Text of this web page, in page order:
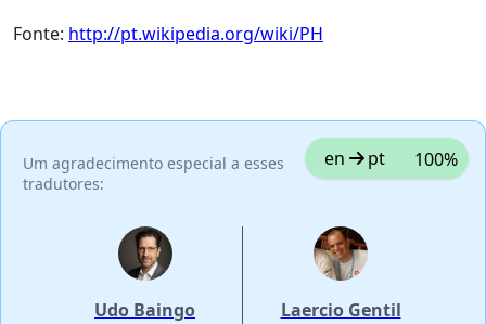
Fonte: http://pt.wikipedia.org/wiki/PH
Um agradecimento especial a esses
tradutores:
en pt 100%
Udo Baingo Laercio Gentil